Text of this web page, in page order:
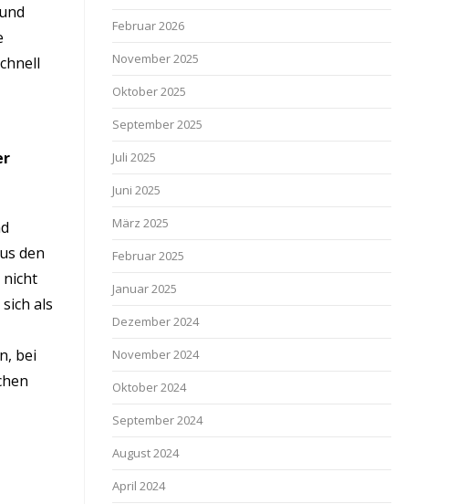
den
nicht
als
bei
Februar 2026
November 2025
Oktober 2025
September 2025
Juli 2025
Juni 2025
März 2025
Februar 2025
Januar 2025
Dezember 2024
November 2024
Oktober 2024
September 2024
August 2024
April 2024